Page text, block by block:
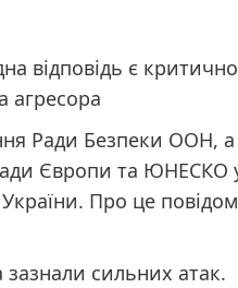
відповідь є критично
агресора
Ради Безпеки ООН,
Європи та ЮНЕСКО у
Про це
зазнали сильних атак.